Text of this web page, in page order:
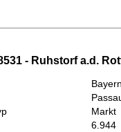
- Ruhstorf a.d.
Markt
6.944